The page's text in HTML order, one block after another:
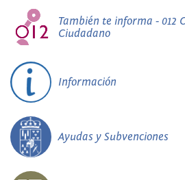
También te informa - 012
Ciudadano
Información
Ayudas y Subvenciones